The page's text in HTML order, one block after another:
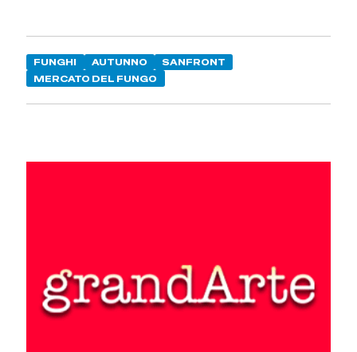
FUNGHI AUTUNNO
SANFRONT
MERCATO DEL FUNGO